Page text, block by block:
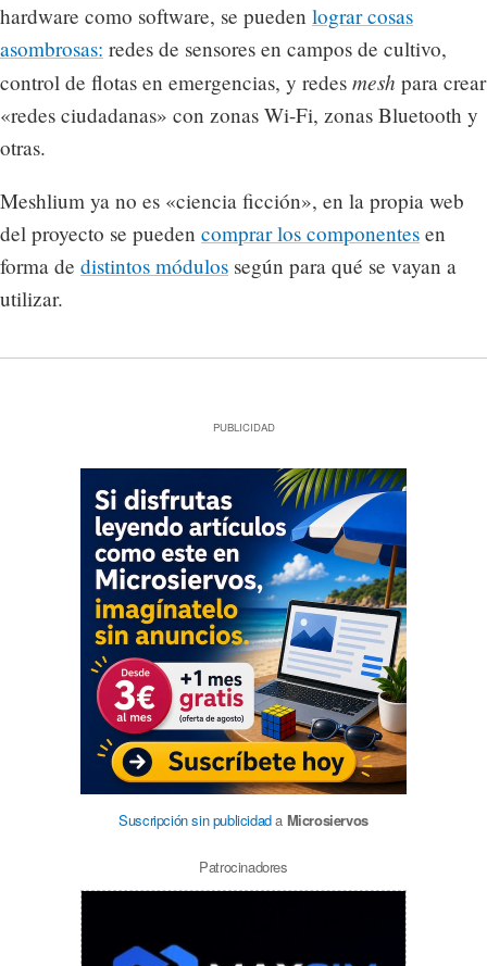
hardware como software, se pueden lograr cosas
asombrosas: redes de sensores en campos de cultivo,
control de flotas en emergencias, y redes mesh para crear
«redes ciudadanas» con zonas Wi-Fi, zonas Bluetooth y
otras.
Meshlium ya no es «ciencia ficción», en la propia web
del proyecto se pueden comprar los componentes en
forma de distintos módulos según para qué se vayan a
utilizar.
PUBLICIDAD
Suscripción sin publicidada Microsiervos
Patrocinadores